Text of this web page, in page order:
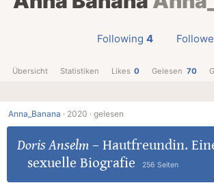
Following 4
Übersicht Statistiken Likes 0 Gelesen 70
Anna_Banana · 2020 · gelesen
Doris Anselm– Hautfreundin.
sexuelle Biografie
256 Seiten